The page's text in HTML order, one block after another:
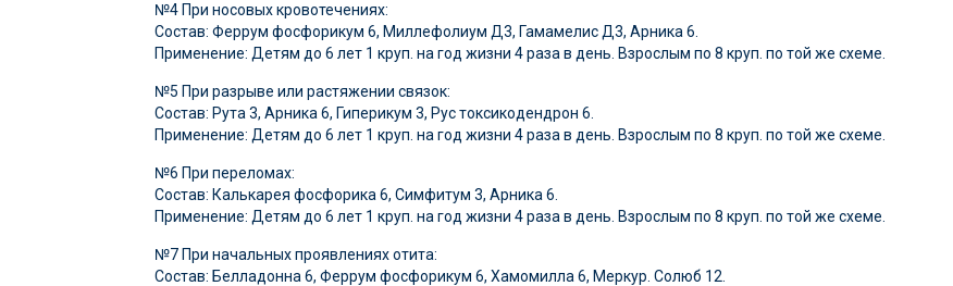
№4 При носовых кровотечениях:
Состав: Феррум фосфорикум 6, Миллефолиум Д3, Гамамелис Д3, Арника 6.
Применение: Детям до 6 лет 1 круп. на год жизни 4 раза в день. Взрослым по 8 круп. по той же схеме.
№5 При разрыве или растяжении связок:
Состав: Рута 3, Арника 6, Гиперикум 3, Рус токсикодендрон 6.
Применение: Детям до 6 лет 1 круп. на год жизни 4 раза в день. Взрослым по 8 круп. по той же схеме.
№6 При переломах:
Состав: Калькарея фосфорика 6, Симфитум 3, Арника 6.
Применение: Детям до 6 лет 1 круп. на год жизни 4 раза в день. Взрослым по 8 круп. по той же схеме.
№7 При начальных проявлениях отита:
Состав: Белладонна 6, Феррум фосфорикум 6, Хамомилла 6, Меркур. Солюб 12.